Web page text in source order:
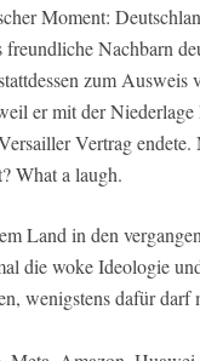
Moment:
freundliche Nachbarn
zum
er mit der Niederlage
Vertrag
What a laugh.
Land in den
die woke Ideologie
wenigstens dafür